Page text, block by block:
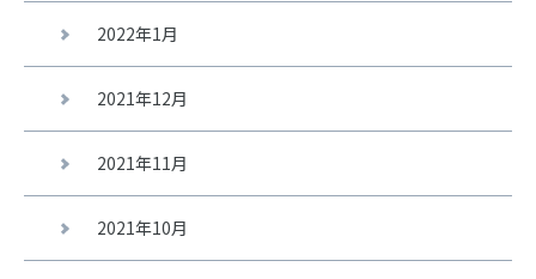
2022年1月
2021年12月
2021年11月
2021年10月